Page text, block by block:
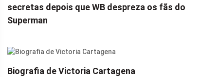
secretas depois que WB despreza os fãs do
Superman
Biografia de Victoria Cartagena